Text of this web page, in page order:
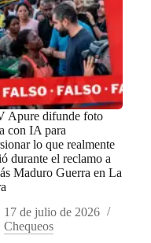
Apure difunde foto
con IA para
lo que realmente
durante el reclamo a
Maduro Guerra en La
17 de julio de 2026
Chequeos